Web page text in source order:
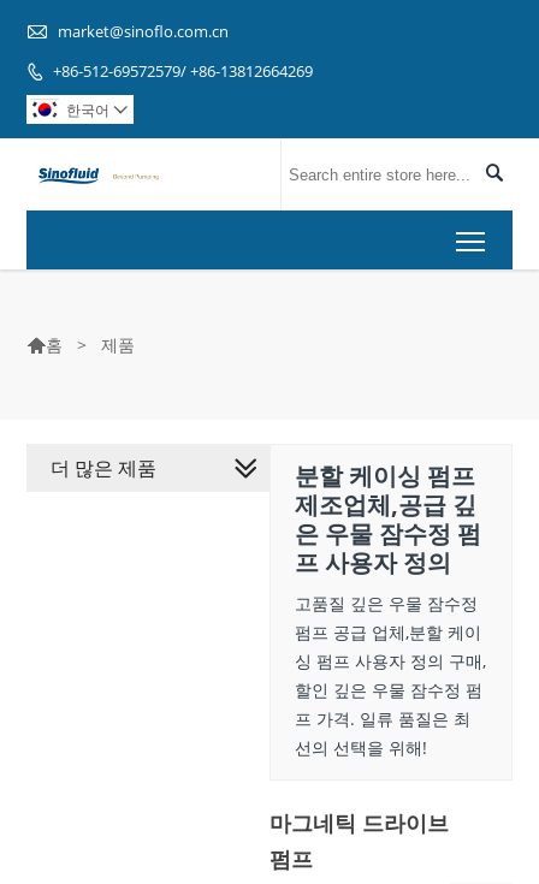
 market@sinoflo.com.cn
 +86-512-69572579/ +86-13812664269
한국어 

홈 > 제품
분할 케이싱 펌프
제조업체,공급 깊
은 우물 잠수정 펌
프 사용자 정의
고품질 깊은 우물 잠수정
펌프 공급 업체,분할 케이
싱 펌프 사용자 정의 구매,
할인 깊은 우물 잠수정 펌
프 가격. 일류 품질은 최
선의 선택을 위해!
마그네틱 드라이브
펌프
더 많은 제품